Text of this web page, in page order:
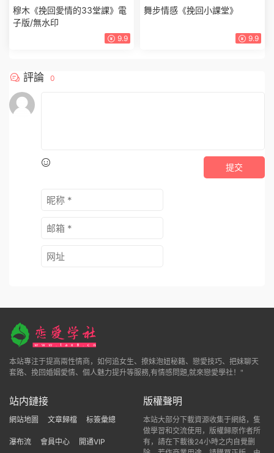
穆木《挽回愛情的33堂課》電
子版/無水印
9.9
舞步情感《挽回小課堂》
9.9
評論 0
提交
本站專注于提高兩性情商，如何追女生、撩妹泡妞秘籍、戀愛技巧、把妹聊天
套路、挽回婚姻愛情、個人魅力提升等服務,有情感問題,就來戀愛學社！"
站内鏈接
網站地圖 文章歸檔 标簽彙總
瀑布流 會員中心 開通VIP
版權聲明
本站大部分下載資源收集于網絡，隻
做學習和交流使用，版權歸原作者所
有，請在下載後24小時之内自覺删